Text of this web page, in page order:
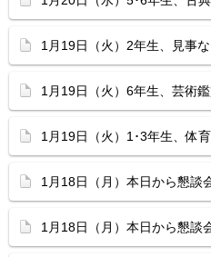
1月19日（火）2年生、見事
1月19日（火）6年生、芸術
1月19日（火）1･3年生、体
1月18日（月）本日から懇談
1月18日（月）本日から懇談